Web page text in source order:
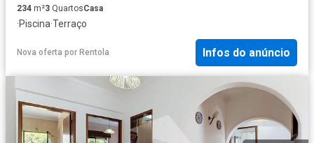
234 m²3 QuartosCasa
·Piscina·Terraço
Nova oferta por Rentola Infos do anúncio